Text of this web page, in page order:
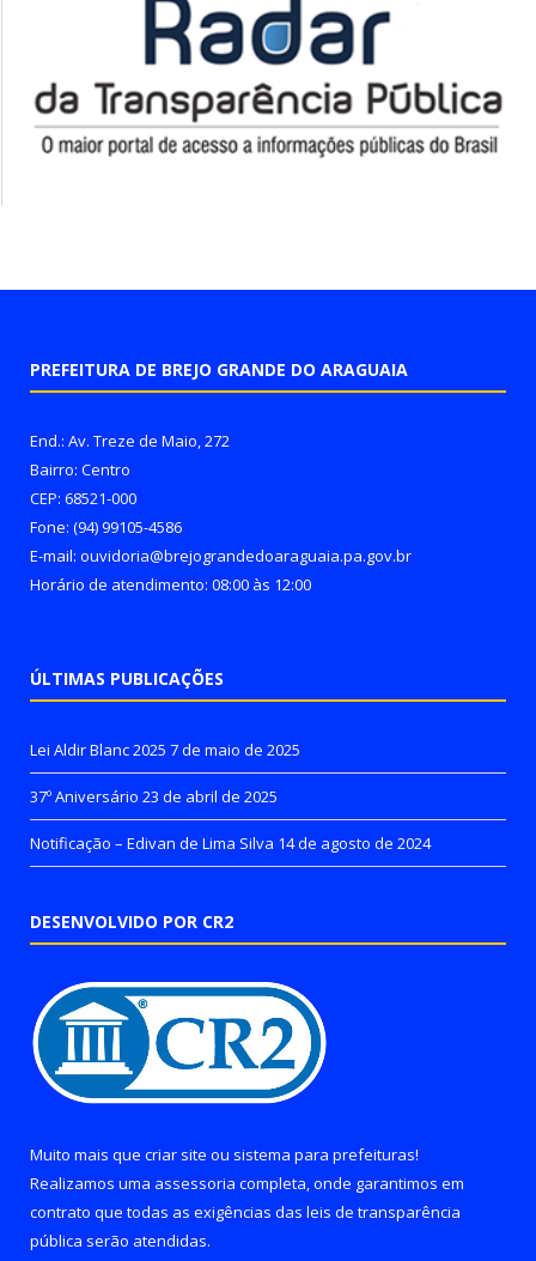
PREFEITURA DE BREJO GRANDE DO ARAGUAIA
End.: Av. Treze de Maio, 272
Bairro: Centro
CEP: 68521-000
Fone: (94) 99105-4586
E-mail: ouvidoria@brejograndedoaraguaia.pa.gov.br
Horário de atendimento: 08:00 às 12:00
ÚLTIMAS PUBLICAÇÕES
Lei Aldir Blanc 2025 7 de maio de 2025
37º Aniversário 23 de abril de 2025
Notificação – Edivan de Lima Silva 14 de agosto de 2024
DESENVOLVIDO POR CR2
Muito mais que criar site ou sistema para prefeituras!
Realizamos uma assessoria completa, onde garantimos em
contrato que todas as exigências das leis de transparência
pública serão atendidas.